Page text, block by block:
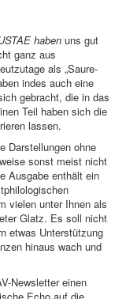
haben uns gut
ganz aus
als „Saure-
indes auch eine
gebracht, die in das
Teil haben sich die
lassen.
Darstellungen ohne
sonst meist nicht
Ausgabe enthält ein
vielen unter Ihnen als
Glatz. Es soll nicht
etwas Unterstützung
hinaus wach und
Newsletter einen